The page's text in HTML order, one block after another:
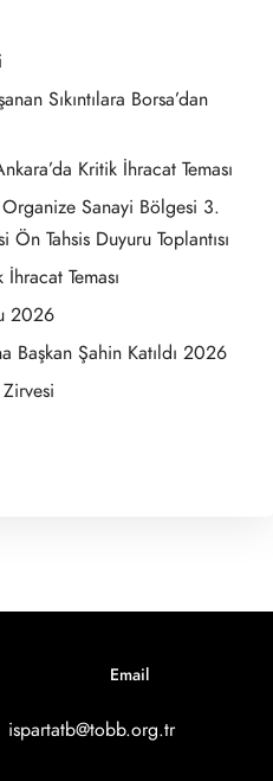
Sıkıntılara Borsa’dan
Kritik İhracat Teması
Sanayi Bölgesi 3.
Tahsis Duyuru Toplantısı
Teması
2026
Başkan Şahin Katıldı 2026
Email
ispartatb@tobb.org.tr